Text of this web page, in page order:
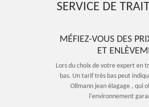
SERVICE DE
MÉFIEZ-VOUS DES
ET
Lors du choix de votre expert en
bas. Un tarif très bas peut
Ollmann jean élagage , qui
l'environnement